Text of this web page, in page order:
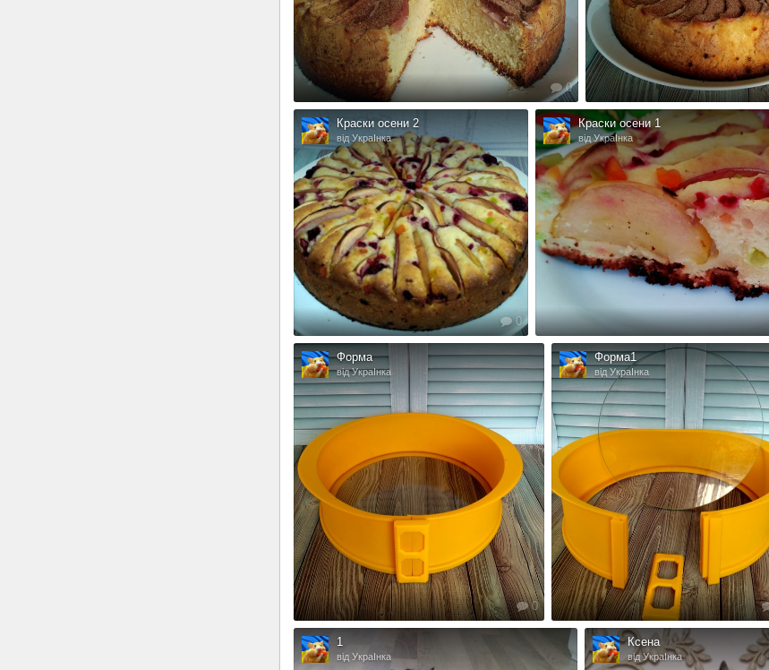
0
Краски осени 2
від УкраІнка
0
Краски осени 1
від УкраІнка
Форма
від УкраІнка
0
Форма1
від УкраІнка
1
від УкраІнка
Ксена
від УкраІнка